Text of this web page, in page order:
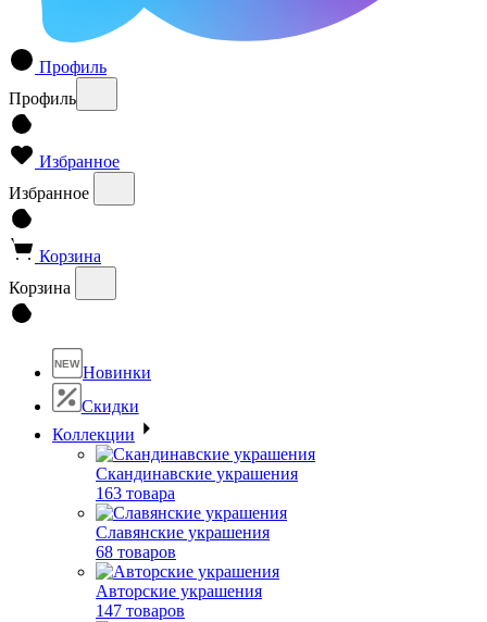
Профиль
Профиль
Избранное
Избранное
Корзина
Корзина
NEW Новинки
Скидки
Коллекции
Скандинавские украшения
163 товара
Славянские украшения
68 товаров
Авторские украшения
147 товаров